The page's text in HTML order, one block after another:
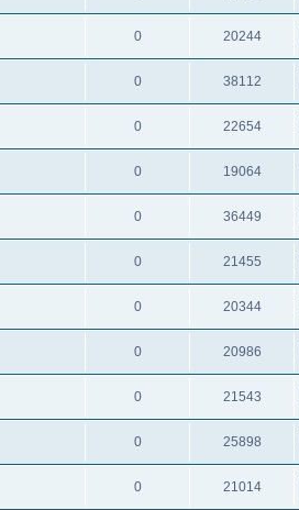
0 20244
0 38112
0 22654
0 19064
0 36449
0 21455
0 20344
0 20986
0 21543
0 25898
0 21014